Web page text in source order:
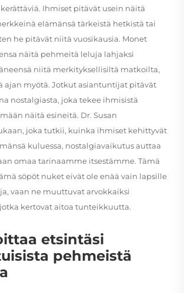
Ihmiset pitävät usein näitä
elämänsä tärkeistä hetkistä tai
he pitävät niitä vuosikausia. Monet
näitä pehmeitä leluja lahjaksi
niitä merkityksellisiltä matkoilta,
ajan myötä. Jotkut asiantuntijat pitävät
nostalgiasta, joka tekee ihmisistä
näitä esineitä. Dr. Susan
joka tutkii, kuinka ihmiset kehittyvät
kuluessa, nostalgiavaikutus auttaa
omaa tarinaamme itsestämme. Tämä
söpöt nuket eivät ole enää vain lapsille
vaan ne muuttuvat arvokkaiksi
kertovat aitoa tunteikkuutta.
etsintäsi
pehmeistä